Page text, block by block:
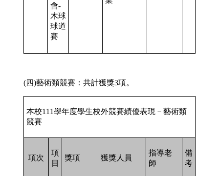
會-
木球
球道
賽
(四)藝術類競賽：共計獲獎3項。
本校111學年度學生校外競賽績優表現－藝術類
競賽
項次
項
目
獎項 獲獎人員
指導老
師
備
考